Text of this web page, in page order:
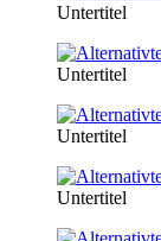
Untertitel
Untertitel
Untertitel
Untertitel